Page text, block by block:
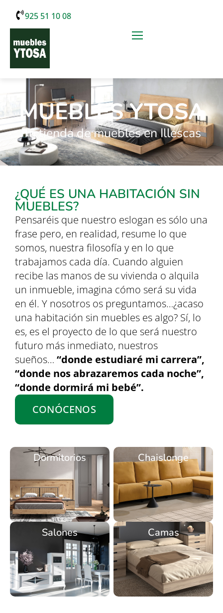
925 51 10 08
MUEBLES YTOSA
Tu tienda de muebles en Illescas
¿QUÉ ES UNA HABITACIÓN SIN
MUEBLES?
Pensaréis que nuestro eslogan es sólo una
frase pero, en realidad, resume lo que
somos, nuestra filosofía y en lo que
trabajamos cada día. Cuando alguien
recibe las manos de su vivienda o alquila
un inmueble, imagina cómo será su vida
en él. Y nosotros os preguntamos…¿acaso
una habitación sin muebles es algo? Sí, lo
es, es el proyecto de lo que será nuestro
futuro más inmediato, nuestros
sueños… “donde estudiaré mi carrera”,
“donde nos abrazaremos cada noche”,
“donde dormirá mi bebé”.
CONÓCENOS
Dormitorios Chaislonge
Salones Camas